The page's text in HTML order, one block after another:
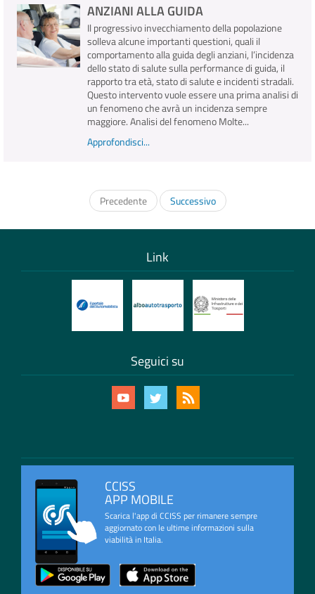
ANZIANI ALLA GUIDA
Il progressivo invecchiamento della popolazione
solleva alcune importanti questioni, quali il
comportamento alla guida degli anziani, l’incidenza
dello stato di salute sulla performance di guida, il
rapporto tra età, stato di salute e incidenti stradali.
Questo intervento vuole essere una prima analisi di
un fenomeno che avrà un incidenza sempre
maggiore. Analisi del fenomeno Molte...
Approfondisci...
Precedente Successivo
Link
Seguici su
CCISS
APP MOBILE
Scarica l'app di CCISS per rimanere sempre
aggiornato con le ultime informazioni sulla
viabilità in Italia.